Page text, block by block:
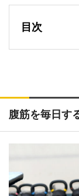
目次
腹筋を毎日す